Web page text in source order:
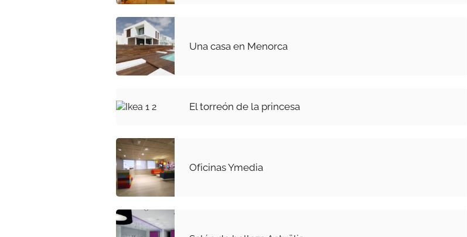
Una casa en Menorca
El torreón de la princesa
Oficinas Ymedia